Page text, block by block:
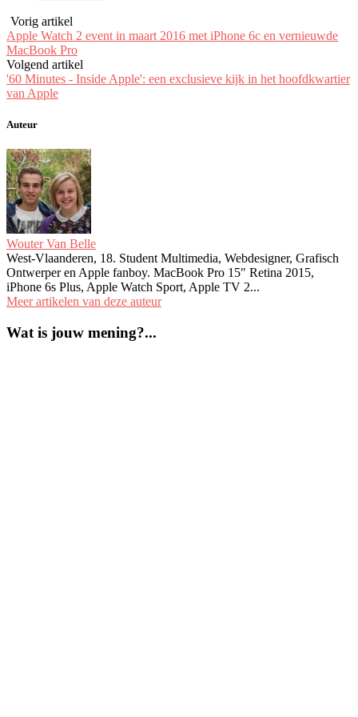
Vorig artikel
Apple Watch 2 event in maart 2016 met iPhone 6c en vernieuwde
MacBook Pro
Volgend artikel
'60 Minutes - Inside Apple': een exclusieve kijk in het hoofdkwartier
van Apple
Auteur
Wouter Van Belle
West-Vlaanderen, 18. Student Multimedia, Webdesigner, Grafisch
Ontwerper en Apple fanboy. MacBook Pro 15" Retina 2015,
iPhone 6s Plus, Apple Watch Sport, Apple TV 2...
Meer artikelen van deze auteur
Wat is jouw mening?...